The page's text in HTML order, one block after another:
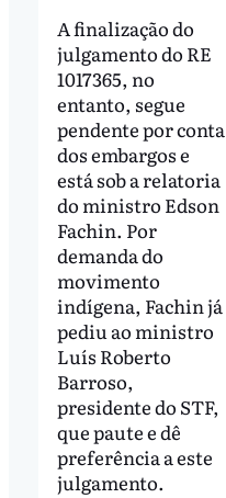
A finalização do
julgamento do RE
1017365, no
entanto, segue
pendente por conta
dos embargos e
está sob a relatoria
do ministro Edson
Fachin. Por
demanda do
movimento
indígena, Fachin já
pediu ao ministro
Luís Roberto
Barroso,
presidente do STF,
que paute e dê
preferência a este
julgamento.